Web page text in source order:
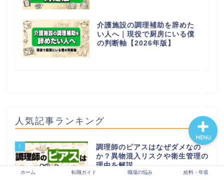
介護施設の調理補助を辞めた
い人へ｜現役で厨房にいる僕
の判断軸【2026年版】
人気記事ランキング
1
調理師のピアスはなぜダメなの
か？異物混入リスクや衛生管理の
理由を解説
ホーム 転職ガイド 職場の悩み 給料・年収
MENU
転職ガイド